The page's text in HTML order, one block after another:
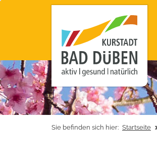
Sie befinden sich hier: Startseite